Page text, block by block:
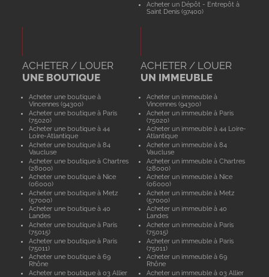
Acheter un Dépôt - Entrepôt à
Saint Denis (97400)
ACHETER / LOUER
UNE BOUTIQUE
Acheter une boutique à
Vincennes (94300)
Acheter une boutique à Paris
(75020)
Acheter une boutique à 44
Loire-Atlantique
Acheter une boutique à 84
Vaucluse
Acheter une boutique à Chartres
(28000)
Acheter une boutique à Nice
(06000)
Acheter une boutique à Metz
(57000)
Acheter une boutique à 40
Landes
Acheter une boutique à Paris
(75015)
Acheter une boutique à Paris
(75011)
Acheter une boutique à 69
Rhône
Acheter une boutique à 03 Allier
ACHETER / LOUER
UN IMMEUBLE
Acheter un immeuble à
Vincennes (94300)
Acheter un immeuble à Paris
(75020)
Acheter un immeuble à 44 Loire-
Atlantique
Acheter un immeuble à 84
Vaucluse
Acheter un immeuble à Chartres
(28000)
Acheter un immeuble à Nice
(06000)
Acheter un immeuble à Metz
(57000)
Acheter un immeuble à 40
Landes
Acheter un immeuble à Paris
(75015)
Acheter un immeuble à Paris
(75011)
Acheter un immeuble à 69
Rhône
Acheter un immeuble à 03 Allier